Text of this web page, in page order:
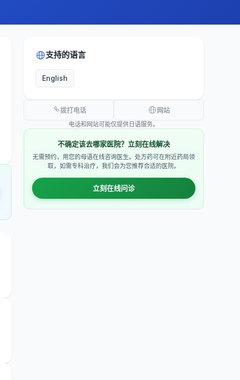
支持的语言
English
拨打电话 网站
电话和网站可能仅提供日语服务。
不确定该去哪家医院？立刻在线解决
无需预约，用您的母语在线咨询医生。处方药可在附近药局领
取，如需专科治疗，我们会为您推荐合适的医院。
立刻在线问诊